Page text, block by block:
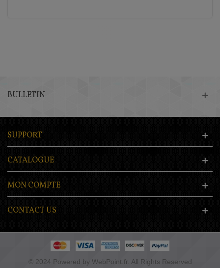
BULLETIN
SUPPORT
CATALOGUE
MON COMPTE
CONTACT US
© 2024 Powered by WebPoint.fr. All Rights Reserved